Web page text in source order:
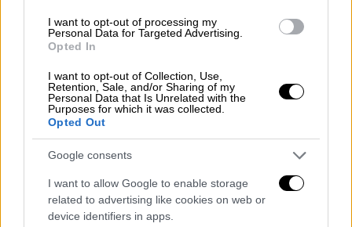
I want to opt-out of processing my
Personal Data for Targeted Advertising.
Opted In
I want to opt-out of Collection, Use,
Retention, Sale, and/or Sharing of my
Personal Data that Is Unrelated with the
Purposes for which it was collected.
Opted Out
Google consents
I want to allow Google to enable storage
related to advertising like cookies on web or
device identifiers in apps.
χρονοδιαγράμματος των δύο παρόχων, ΕΡΤ &
Digea, θα επηρεάσουν με χρονολογική σειρά
τις εξής περιοχές:
Δωδεκάνησα -με εξαίρεση το
Καστελλόριζο-, Ικαρία και Σάμος
(20/11/2020),
Κυκλάδες και Καστελλόριζο
(11/12/2020),
Αλεξανδρούπολη, Διδυμότειχο,